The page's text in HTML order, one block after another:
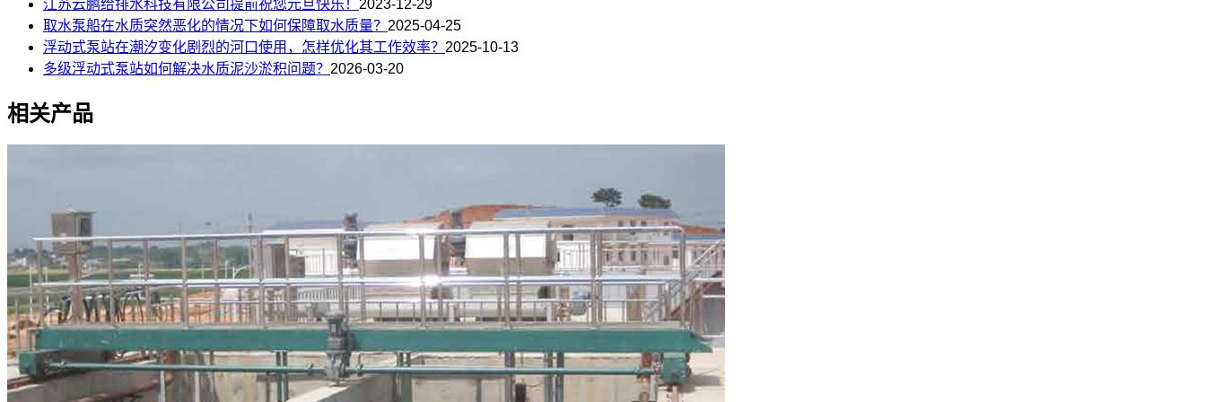
江苏云鹏给排水科技有限公司提前祝您元旦快乐！ 2023-12-29
取水泵船在水质突然恶化的情况下如何保障取水质量？ 2025-04-25
浮动式泵站在潮汐变化剧烈的河口使用，怎样优化其工作效率？ 2025-10-13
多级浮动式泵站如何解决水质泥沙淤积问题？ 2026-03-20
相关产品